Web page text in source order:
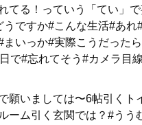
てる！っていう「てい」で
うですか#こんな生活#あれ
まいっか#実際こうだった
で#忘れてそう#カメラ目
願いましては〜6帖引くト
ーム引く玄関では？#うう